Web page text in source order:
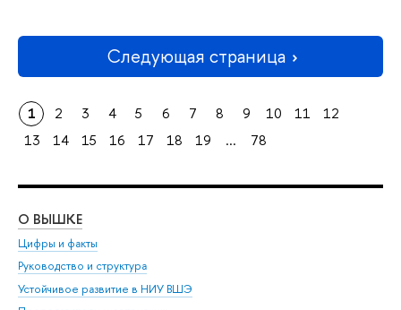
Следующая страница
1 2 3 4 5 6 7 8 9 10 11
12
13
14 15 16 17 18 19 ... 78
О ВЫШКЕ
Цифры и факты
Руководство и структура
Устойчивое развитие в НИУ ВШЭ